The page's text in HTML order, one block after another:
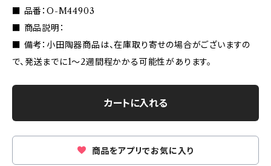
■ 品番：O-M44903
■ 商品説明：
■ 備考：小田陶器商品は、在庫取り寄せの場合がございますの
で、発送までに1〜2週間程かかる可能性があります。
カートに入れる
商品をアプリでお気に入り